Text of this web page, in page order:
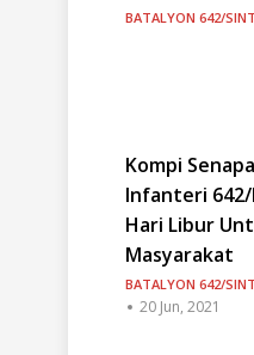
BATALYON 642/
Kompi
Infanteri 642/
Hari Libur
Masyarakat
BATALYON 642/
20 Jun, 2021